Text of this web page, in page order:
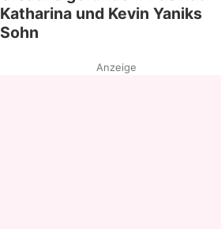
Katharina und Kevin Yaniks
Sohn
Anzeige